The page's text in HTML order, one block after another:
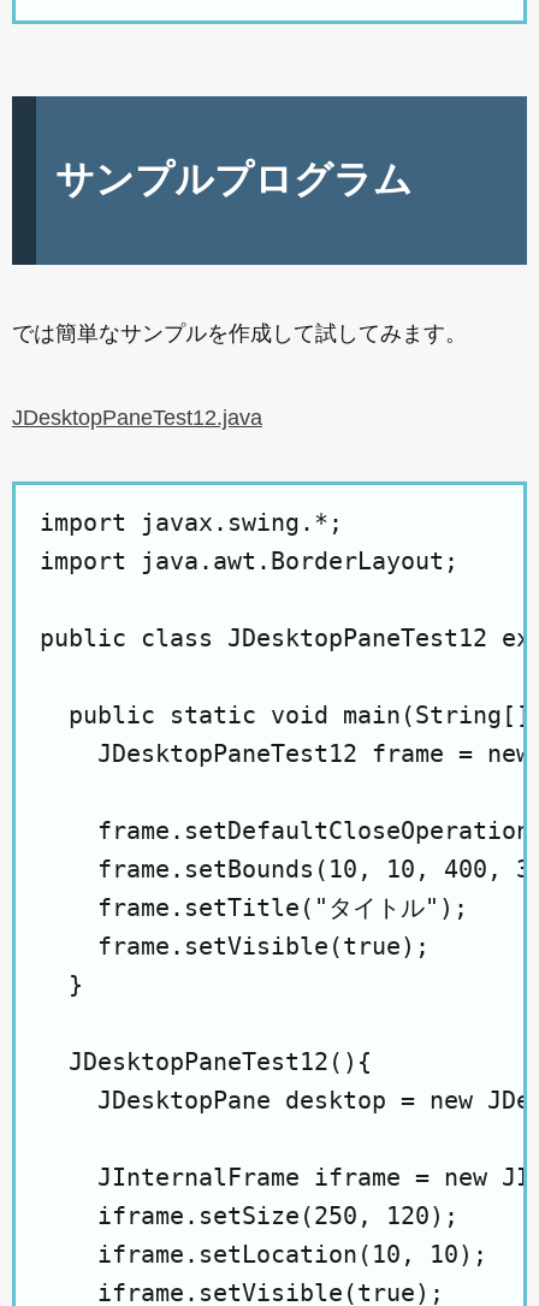
サンプルプログラム
では簡単なサンプルを作成して試してみます。
JDesktopPaneTest12.java
import javax.swing.*;
import java.awt.BorderLayout;
public class JDesktopPaneTest12
public static void main(String[]
JDesktopPaneTest12 frame =
frame.setBounds(10, 10, 400,
    frame.setTitle("タイトル");
    frame.setVisible(true);
  }
  JDesktopPaneTest12(){
JDesktopPane desktop = new
JInternalFrame iframe = new
    iframe.setSize(250, 120);
    iframe.setLocation(10, 10);
    iframe.setVisible(true);